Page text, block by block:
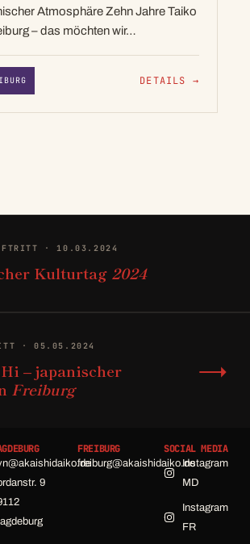
Atmosphäre Zehn Jahre Taiko
– das möchten wir…
DETAILS →
· 10.03.2024
Kulturtag 2024
· 05.05.2024
– japanischer
Freiburg →
9
FREIBURG
freiburg@akaishidaiko.de
SOCIAL MEDIA
Instagram
MD
Instagram
FR